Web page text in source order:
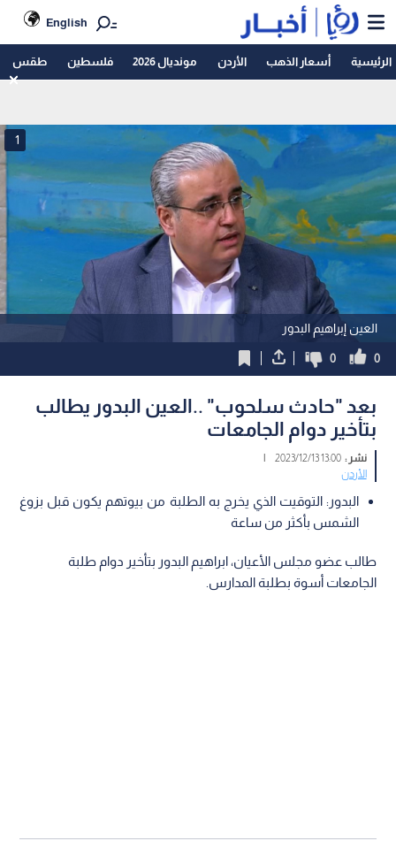
English
الرئيسية أسعار الذهب الأردن مونديال 2026 فلسطين طقس
العين إبراهيم البدور
1
0
0
بعد "حادث سلحوب" ..العين البدور يطالب
بتأخير دوام الجامعات
نشر :13:00 2023/12/13
|
الأردن
البدور: التوقيت الذي يخرج به الطلبة من بيوتهم يكون قبل بزوغ
الشمس بأكثر من ساعة
طالب عضو مجلس الأعيان، ابراهيم البدور بتأخير دوام طلبة
الجامعات أسوة بطلبة المدارس.